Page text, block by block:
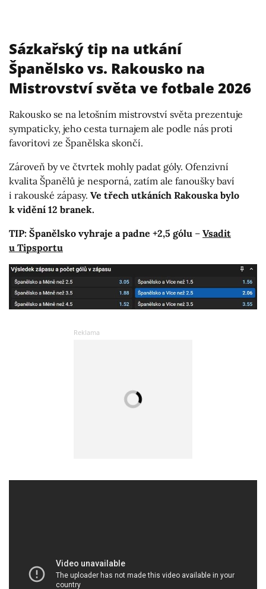
Sázkařský tip na utkání
Španělsko vs. Rakousko na
Mistrovství světa ve fotbale 2026
Rakousko se na letošním mistrovství světa prezentuje
sympaticky, jeho cesta turnajem ale podle nás proti
favoritovi ze Španělska skončí.
Zároveň by ve čtvrtek mohly padat góly. Ofenzivní
kvalita Španělů je nesporná, zatím ale fanoušky baví
i rakouské zápasy. Ve třech utkáních Rakouska bylo
k vidění 12 branek.
TIP: Španělsko vyhraje a padne +2,5 gólu – Vsadit
u Tipsportu